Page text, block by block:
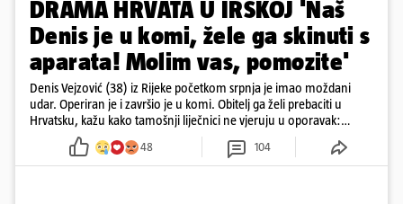
DRAMA HRVATA U IRSKOJ 'Naš
Denis je u komi, žele ga skinuti s
aparata! Molim vas, pomozite'
Denis Vejzović (38) iz Rijeke početkom srpnja je imao moždani
udar. Operiran je i završio je u komi. Obitelj ga želi prebaciti u
Hrvatsku, kažu kako tamošnji liječnici ne vjeruju u oporavak:
'Imamo 72 sata'
48 104